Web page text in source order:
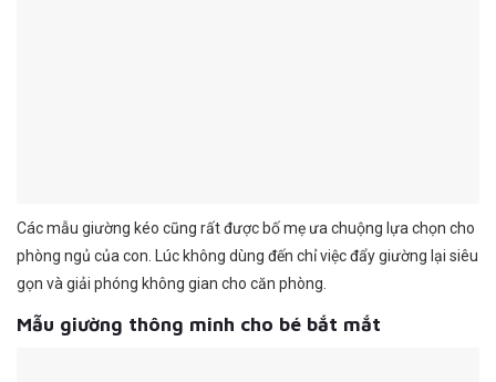
Các mẫu giường kéo cũng rất được bố mẹ ưa chuộng lựa chọn cho
phòng ngủ của con. Lúc không dùng đến chỉ việc đẩy giường lại siêu
gọn và giải phóng không gian cho căn phòng.
Mẫu giường thông minh cho bé bắt mắt